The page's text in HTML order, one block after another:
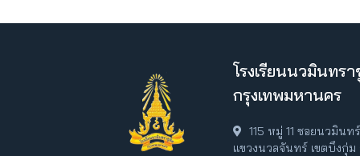
โรงเรียนนวมินทร
กรุงเทพมหานคร
115 หมู่ 11 ซอยนวมิน
แขวงนวลจันทร์ เขตบึงกุ่